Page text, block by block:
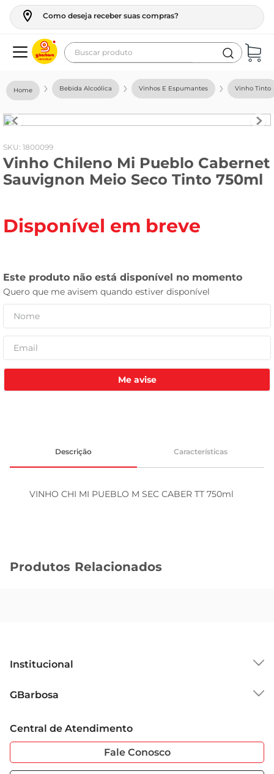
Como deseja receber suas compras?
Buscar produto
Bebida Alcoólica Vinhos E Espumantes Vinho Tinto
: 1800099
Vinho Chileno Mi Pueblo Cabernet
Sauvignon Meio Seco Tinto 750ml
Disponível em breve
Me avise
Descrição Características
VINHO CHI MI PUEBLO M SEC CABER TT 750ml
Produtos Relacionados
Institucional
Grupo Cencosud
Sobre Privacidade
Portal do Fornecedo
Nossas Lojas
GBarbosa
Garantia Estendida
Serviços
Central de Atendimento
Fale Conosco
geladeira
fogao
café
cerveja
leite
celular